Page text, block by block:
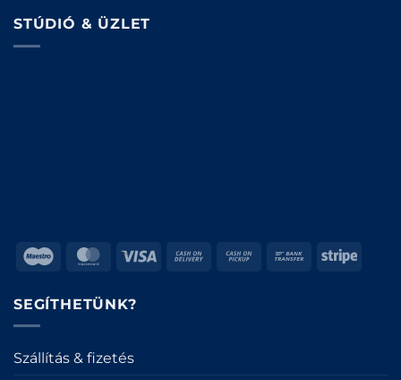
STÚDIÓ & ÜZLET
Maestro MasterCard
Visa
Cash
Cash
Bank
Stripe
SEGÍTHETÜNK?
Szállítás & fizetés